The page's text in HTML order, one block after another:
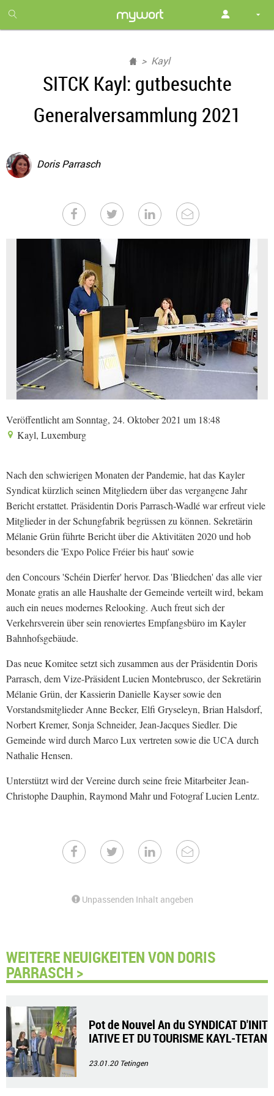
month
free
Kayl
SITCK Kayl: gutbesuchte
Generalversammlung 2021
Doris Parrasch
Veröffentlicht am Sonntag, 24. Oktober 2021 um 18:48
Kayl, Luxemburg
Nach den schwierigen Monaten der Pandemie, hat das Kayler
Syndicat kürzlich seinen Mitgliedern über das vergangene Jahr
Bericht erstattet. Präsidentin Doris Parrasch-Wadlé war erfreut viele
Mitglieder in der Schungfabrik begrüssen zu können. Sekretärin
Mélanie Grün führte Bericht über die Aktivitäten 2020 und hob
besonders die 'Expo Police Fréier bis haut' sowie
den Concours 'Schéin Dierfer' hervor. Das 'Bliedchen' das alle vier
Monate gratis an alle Haushalte der Gemeinde verteilt wird, bekam
auch ein neues modernes Relooking. Auch freut sich der
Verkehrsverein über sein renoviertes Empfangsbüro im Kayler
Bahnhofsgebäude.
Das neue Komitee setzt sich zusammen aus der Präsidentin Doris
Parrasch, dem Vize-Präsident Lucien Montebrusco, der Sekretärin
Mélanie Grün, der Kassierin Danielle Kayser sowie den
Vorstandsmitglieder Anne Becker, Elfi Gryseleyn, Brian Halsdorf,
Norbert Kremer, Sonja Schneider, Jean-Jacques Siedler. Die
Gemeinde wird durch Marco Lux vertreten sowie die UCA durch
Nathalie Hensen.
Unterstützt wird der Vereine durch seine freie Mitarbeiter Jean-
Christophe Dauphin, Raymond Mahr und Fotograf Lucien Lentz.
Unpassenden Inhalt angeben
WEITERE NEUIGKEITEN VON DORIS
PARRASCH >
Pot de Nouvel An du SYNDICAT D'INIT
IATIVE ET DU TOURISME KAYL-TETAN
23.01.20 Tetingen